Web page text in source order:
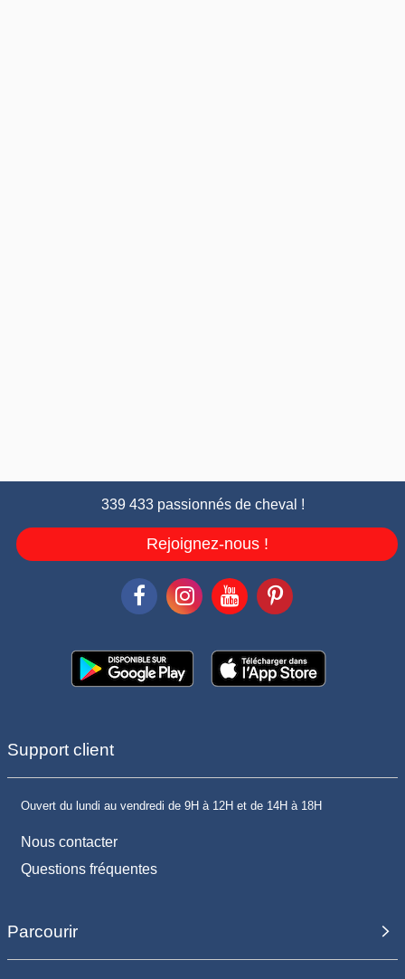
339 433 passionnés de cheval !
Rejoignez-nous !
Support client
Ouvert du lundi au vendredi de 9H à 12H et de 14H à 18H
Nous contacter
Questions fréquentes
Parcourir